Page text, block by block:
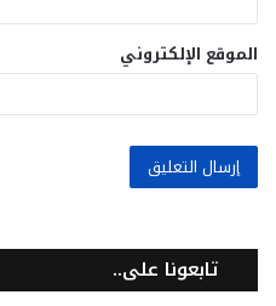
الموقع الإلكتروني
تابعونا على..